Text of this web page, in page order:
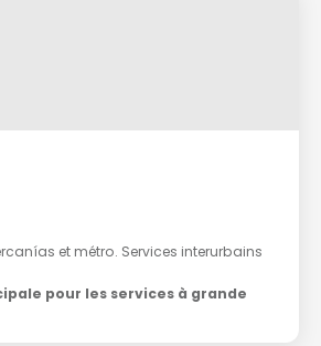
et métro. Services interurbains
pour les services à grande